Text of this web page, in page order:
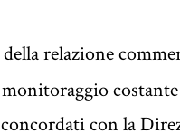
relazione
con la